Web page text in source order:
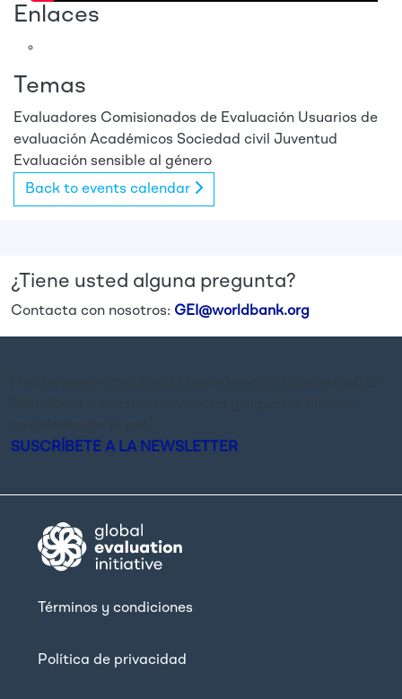
Enlaces
Temas
Evaluadores Comisionados de Evaluación Usuarios de
evaluación Académicos Sociedad civil
Juventud
Evaluación sensible al género
Back to events calendar
¿Tiene usted alguna pregunta?
Contacta con nosotros: GEI@worldbank.org
SUSCRÍBETE A LA NEWSLETTER
Términos y condiciones
Política de privacidad